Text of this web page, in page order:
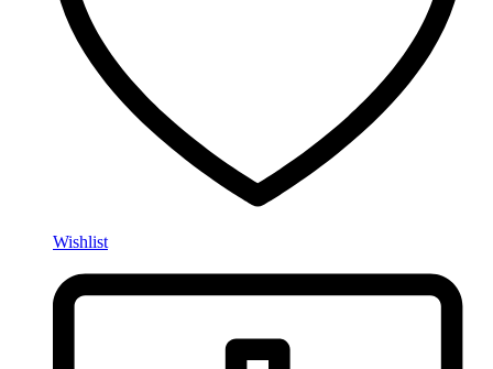
Wishlist